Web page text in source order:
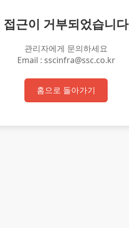
접근이 거부되었습니다
관리자에게 문의하세요
Email : sscinfra@ssc.co.kr
홈으로 돌아가기